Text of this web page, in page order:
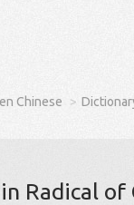
Chinese
Radical of